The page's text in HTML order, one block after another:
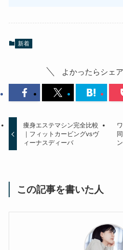
新着
よかったらシェ
痩身エステマシン完全比較
｜フィットカービングvsヴ
ィーナスディーバ
この記事を書いた人